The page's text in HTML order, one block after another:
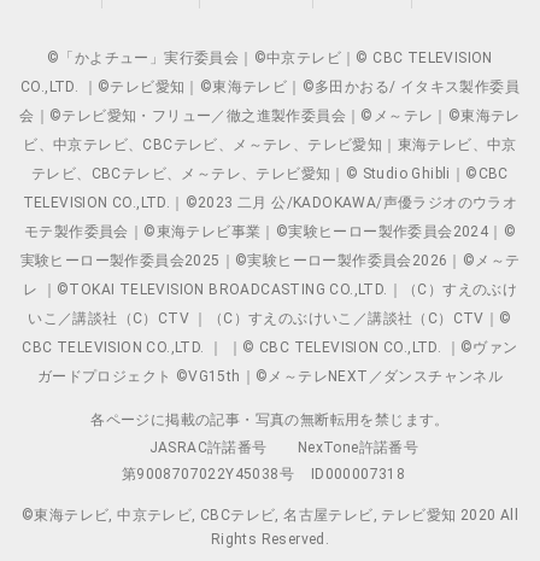
©「かよチュー」実行委員会｜©中京テレビ｜© CBC TELEVISION
CO.,LTD. ｜©テレビ愛知｜©東海テレビ｜©多田かおる/ イタキス製作委員
会｜©テレビ愛知・フリュー／徹之進製作委員会｜©メ～テレ｜©東海テレ
ビ、中京テレビ、CBCテレビ、メ～テレ、テレビ愛知｜東海テレビ、中京
テレビ、CBCテレビ、メ～テレ、テレビ愛知｜© Studio Ghibli｜©CBC
TELEVISION CO.,LTD.｜©2023 二月 公/KADOKAWA/声優ラジオのウラオ
モテ製作委員会｜©東海テレビ事業｜©実験ヒーロー製作委員会2024｜©
実験ヒーロー製作委員会2025｜©実験ヒーロー製作委員会2026｜©メ～テ
レ ｜©TOKAI TELEVISION BROADCASTING CO.,LTD.｜（C）すえのぶけ
いこ／講談社（C）CTV ｜（C）すえのぶけいこ／講談社（C）CTV｜©
CBC TELEVISION CO.,LTD. ｜ ｜© CBC TELEVISION CO.,LTD. ｜©ヴァン
ガードプロジェクト ©VG15th｜©メ～テレNEXT／ダンスチャンネル
各ページに掲載の記事・写真の無断転用を禁じます。
JASRAC許諾番号
NexTone許諾番号
第9008707022Y45038号
ID000007318
©東海テレビ, 中京テレビ, CBCテレビ, 名古屋テレビ, テレビ愛知 2020 All
Rights Reserved.